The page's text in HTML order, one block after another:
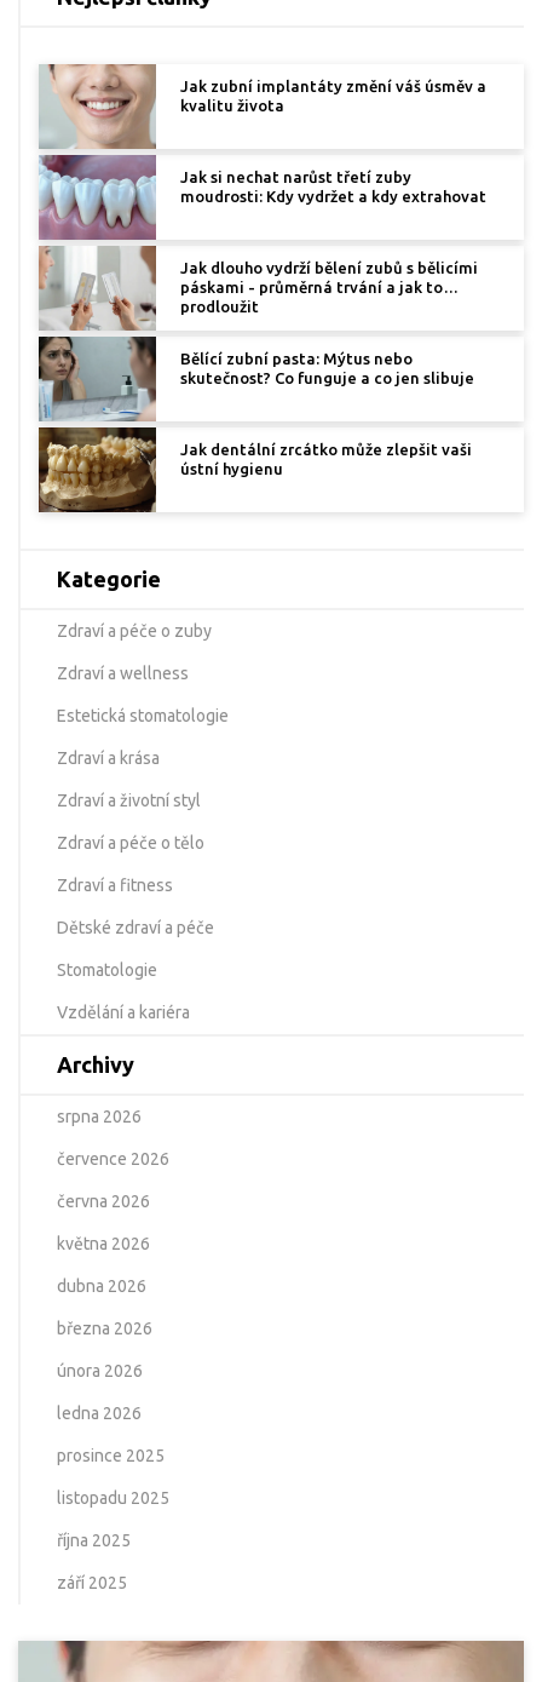
Jak zubní implantáty změní váš úsměv a
kvalitu života
Jak si nechat narůst třetí zuby
moudrosti: Kdy vydržet a kdy extrahovat
Jak dlouho vydrží bělení zubů s bělicími
páskami - průměrná trvání a jak to
prodloužit
Bělící zubní pasta: Mýtus nebo
skutečnost? Co funguje a co jen slibuje
Jak dentální zrcátko může zlepšit vaši
ústní hygienu
Kategorie
Zdraví a péče o zuby
Zdraví a wellness
Estetická stomatologie
Zdraví a krása
Zdraví a životní styl
Zdraví a péče o tělo
Zdraví a fitness
Dětské zdraví a péče
Stomatologie
Vzdělání a kariéra
Archivy
srpna 2026
července 2026
června 2026
května 2026
dubna 2026
března 2026
února 2026
ledna 2026
prosince 2025
listopadu 2025
října 2025
září 2025